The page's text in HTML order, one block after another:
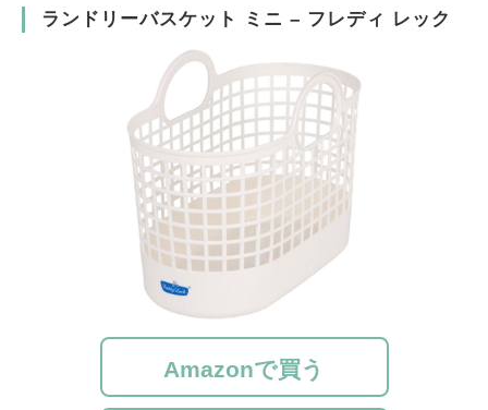
ランドリーバスケット ミニ – フレディ レック
Amazonで買う